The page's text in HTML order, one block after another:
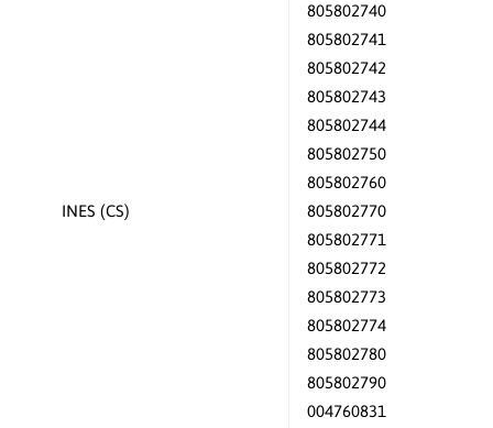
INES (CS)
805802740
805802741
805802742
805802743
805802744
805802750
805802760
805802770
805802771
805802772
805802773
805802774
805802780
805802790
004760831